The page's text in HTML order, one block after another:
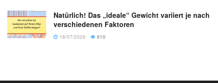
Natürlich! Das „ideale“ Gewicht variiert je nach
verschiedenen Faktoren
18/07/2026 810